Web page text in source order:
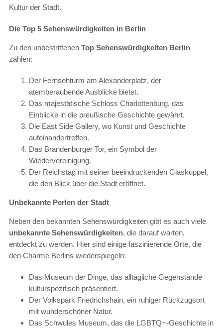
Kultur der Stadt.
Die Top 5 Sehenswürdigkeiten in Berlin
Zu den unbestrittenen Top Sehenswürdigkeiten Berlin
zählen:
Der Fernsehturm am Alexanderplatz, der
atemberaubende Ausblicke bietet.
Das majestätische Schloss Charlottenburg, das
Einblicke in die preußische Geschichte gewährt.
Die East Side Gallery, wo Kunst und Geschichte
aufeinandertreffen.
Das Brandenburger Tor, ein Symbol der
Wiedervereinigung.
Der Reichstag mit seiner beeindruckenden Glaskuppel,
die den Blick über die Stadt eröffnet.
Unbekannte Perlen der Stadt
Neben den bekannten Sehenswürdigkeiten gibt es auch viele
unbekannte Sehenswürdigkeiten, die darauf warten,
entdeckt zu werden. Hier sind einige faszinierende Orte, die
den Charme Berlins wiederspiegeln:
Das Museum der Dinge, das alltägliche Gegenstände
kulturspezifisch präsentiert.
Der Volkspark Friedrichshain, ein ruhiger Rückzugsort
mit wunderschöner Natur.
Das Schwules Museum, das die LGBTQ+-Geschichte in